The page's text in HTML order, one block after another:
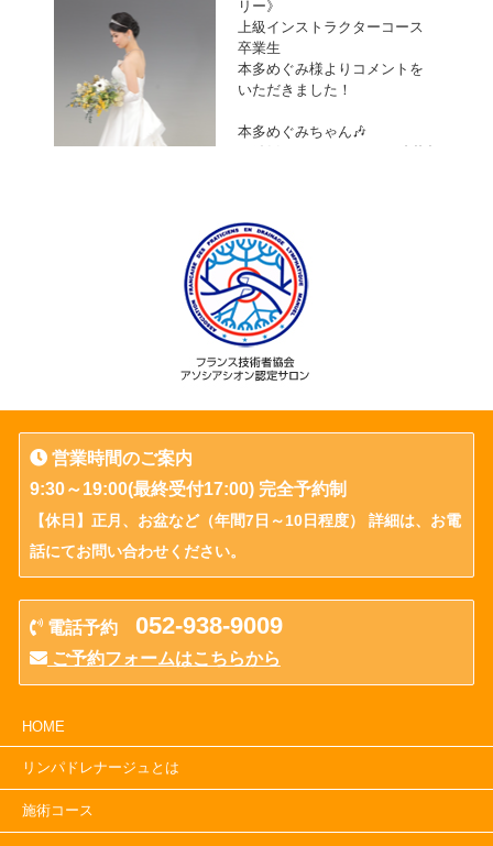
営業時間のご案内
9:30～19:00(最終受付17:00) 完全予約制
【休日】正月、お盆など（年間7日～10日程度） 詳細は、お電
話にてお問い合わせください。
電話予約 052-938-9009
ご予約フォームはこちらから
HOME
リンパドレナージュとは
施術コース